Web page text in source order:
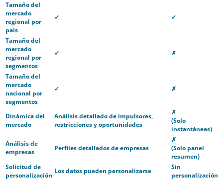
Tamaño del
mercado
regional por
país
✓ ✓
Tamaño del
mercado
regional por
segmentos
✓ ✗
Tamaño del
mercado
nacional por
segmentos
✓ ✗
Dinámica del
mercado
Análisis detallado de impulsores,
restricciones y oportunidades
✗
(Solo
instantáneas)
Análisis de
empresas
Perfiles detallados de empresas
✗
(Solo panel
resumen)
Solicitud de
personalización
Los datos pueden personalizarse
Sin
personalización